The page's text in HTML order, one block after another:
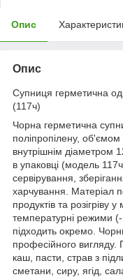
Опис
Опис
Супниця герметична
(117ч)
Чорна герметична
поліпропілену,
внутрішнім
в упаковці (модель
сервірування,
харчування. Матеріал
продуктів та розігріву
температурні режими
підходить окремо.
професійного вигляду.
каш, пасти, страв з
сметани, сиру, ягід,